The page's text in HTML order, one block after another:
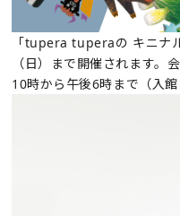
「tupera tuperaの キニナ
（日）まで開催されます
10時から午後6時まで（入